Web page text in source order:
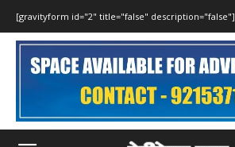
[gravityform id="2" title="false" description="false"]